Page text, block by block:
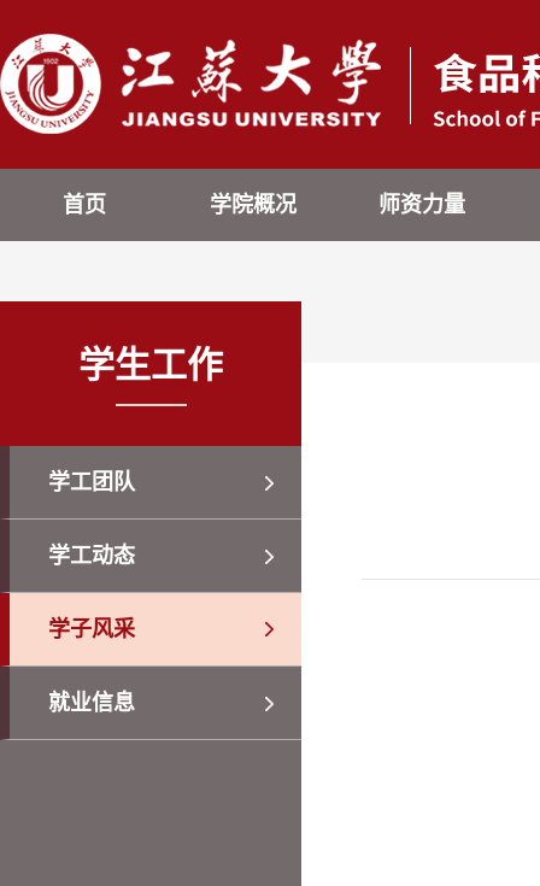
首页 学院概况 师资力量
学生工作
学工团队
学工动态
学子风采
就业信息